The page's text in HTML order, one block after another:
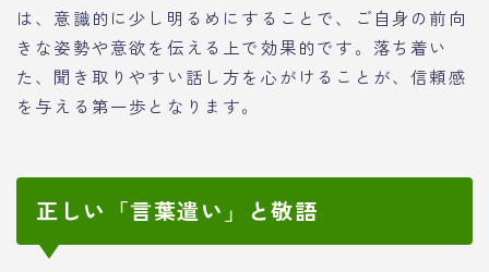
は、意識的に少し明るめにすることで、ご自身の前向
きな姿勢や意欲を伝える上で効果的です。落ち着い
た、聞き取りやすい話し方を心がけることが、信頼感
を与える第一歩となります。
正しい「言葉遣い」と敬語